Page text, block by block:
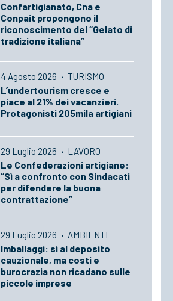
Confartigianato, Cna e
Conpait propongono il
riconoscimento del “Gelato di
tradizione italiana”
4 Agosto 2026 · TURISMO
L’undertourism cresce e
piace al 21% dei vacanzieri.
Protagonisti 205mila artigiani
29 Luglio 2026 · LAVORO
Le Confederazioni artigiane:
“Sì a confronto con Sindacati
per difendere la buona
contrattazione”
29 Luglio 2026 · AMBIENTE
Imballaggi: sì al deposito
cauzionale, ma costi e
burocrazia non ricadano sulle
piccole imprese